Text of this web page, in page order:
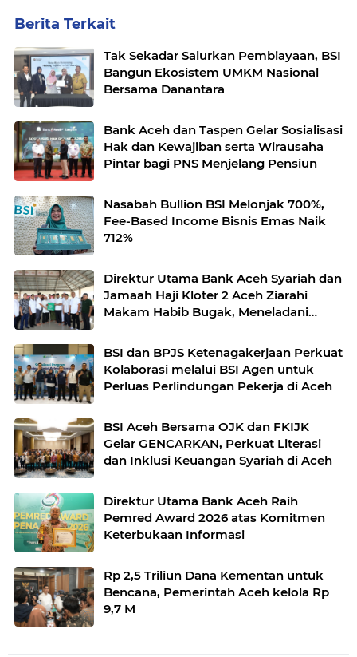
Berita Terkait
Tak Sekadar Salurkan Pembiayaan, BSI
Bangun Ekosistem UMKM Nasional
Bersama Danantara
Bank Aceh dan Taspen Gelar Sosialisasi
Hak dan Kewajiban serta Wirausaha
Pintar bagi PNS Menjelang Pensiun
Nasabah Bullion BSI Melonjak 700%,
Fee-Based Income Bisnis Emas Naik
712%
Direktur Utama Bank Aceh Syariah dan
Jamaah Haji Kloter 2 Aceh Ziarahi
Makam Habib Bugak, Meneladani
Sepanjang Zaman
BSI dan BPJS Ketenagakerjaan Perkuat
Kolaborasi melalui BSI Agen untuk
Perluas Perlindungan Pekerja di Aceh
BSI Aceh Bersama OJK dan FKIJK
Gelar GENCARKAN, Perkuat Literasi
dan Inklusi Keuangan Syariah di Aceh
Direktur Utama Bank Aceh Raih
Pemred Award 2026 atas Komitmen
Keterbukaan Informasi
Rp 2,5 Triliun Dana Kementan untuk
Bencana, Pemerintah Aceh kelola Rp
9,7 M